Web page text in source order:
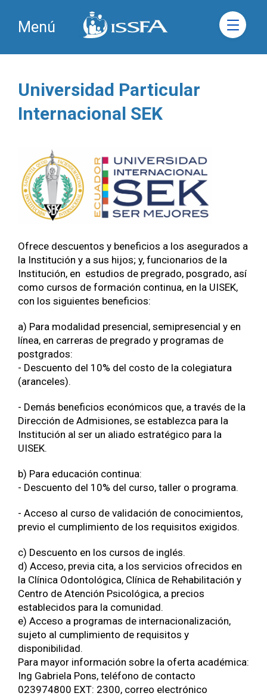
Menú
Universidad Particular
Internacional SEK
Ofrece descuentos y beneficios a los asegurados a
la Institución y a sus hijos; y, funcionarios de la
Institución, en estudios de pregrado, posgrado, así
como cursos de formación continua, en la UISEK,
con los siguientes beneficios:
a) Para modalidad presencial, semipresencial y en
línea, en carreras de pregrado y programas de
postgrados:
- Descuento del 10% del costo de la colegiatura
(aranceles).
- Demás beneficios económicos que, a través de la
Dirección de Admisiones, se establezca para la
Institución al ser un aliado estratégico para la
UISEK.
b) Para educación continua:
- Descuento del 10% del curso, taller o programa.
- Acceso al curso de validación de conocimientos,
previo el cumplimiento de los requisitos exigidos.
c) Descuento en los cursos de inglés.
d) Acceso, previa cita, a los servicios ofrecidos en
la Clínica Odontológica, Clínica de Rehabilitación y
Centro de Atención Psicológica, a precios
establecidos para la comunidad.
e) Acceso a programas de internacionalización,
sujeto al cumplimiento de requisitos y
disponibilidad.
Para mayor información sobre la oferta académica:
Ing Gabriela Pons, teléfono de contacto
023974800 EXT: 2300, correo electrónico